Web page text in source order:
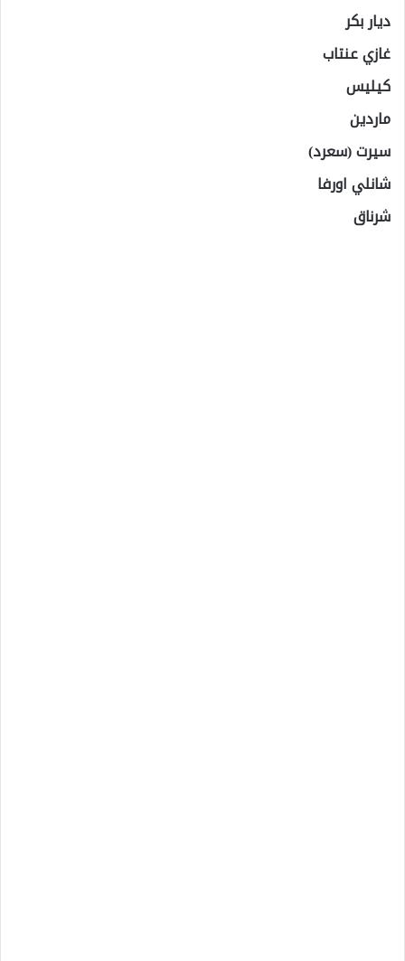
ديار بكر
غازي عنتاب
كيليس
ماردين
سيرت (سعرد)
شانلي اورفا
شرناق